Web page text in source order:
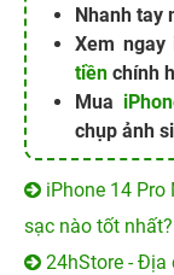
Nhanh tay
Xem ngay
tiền chính
Mua
chụp ảnh
iPhone 14 Pro
sạc nào tốt nhất?
24hStore - Địa